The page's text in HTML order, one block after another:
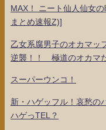
MAX！ ニート仙人仙女
まとめ速報Z)]
乙女系腐男子のオカマ
逆襲！！ 極道のオカマ
スーパーウンコ！
新・ハゲッフル！哀愁の
ハゲっTEL？